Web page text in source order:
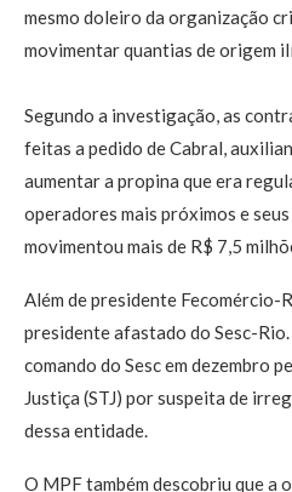
mesmo doleiro da organização
movimentar quantias de origem
Segundo a investigação, as
feitas a pedido de Cabral,
aumentar a propina que era
operadores mais próximos e
movimentou mais de R$ 7,5
Além de presidente Fecomércio-
presidente afastado do Sesc-
comando do Sesc em dezembro
Justiça (STJ) por suspeita de
dessa entidade.
O MPF também descobriu que a